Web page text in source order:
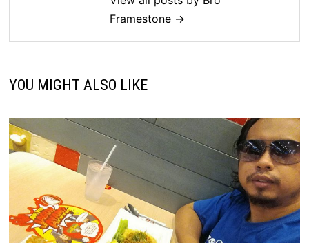
Framestone →
YOU MIGHT ALSO LIKE